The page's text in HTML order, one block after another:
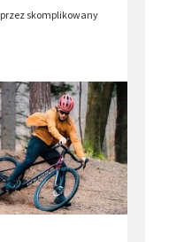
skomplikowany